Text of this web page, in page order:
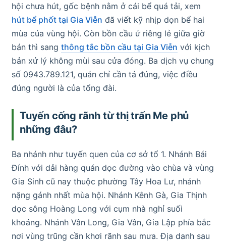
hội chưa hút, gốc bệnh nằm ở cái bể quá tải, xem
hút bể phốt tại Gia Viễn đã viết kỹ nhịp dọn bể hai
mùa của vùng hội. Còn bồn cầu ứ riêng lẻ giữa giờ
bán thì sang thông tắc bồn cầu tại Gia Viễn với kịch
bản xử lý không mùi sau cửa đóng. Ba dịch vụ chung
số 0943.789.121, quán chỉ cần tả đúng, việc điều
đúng người là của tổng đài.
Tuyến cống rãnh từ thị trấn Me phủ
những đâu?
Ba nhánh như tuyến quen của cơ sở tổ 1. Nhánh Bái
Đính với dải hàng quán dọc đường vào chùa và vùng
Gia Sinh cũ nay thuộc phường Tây Hoa Lư, nhánh
nặng gánh nhất mùa hội. Nhánh Kênh Gà, Gia Thịnh
dọc sông Hoàng Long với cụm nhà nghỉ suối
khoáng. Nhánh Vân Long, Gia Vân, Gia Lập phía bắc
nơi vùng trũng cần khơi rãnh sau mưa. Địa danh sau